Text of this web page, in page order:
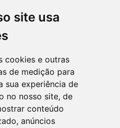
site usa
cookies e outras
de medição para
sua experiência de
no nosso site, de
conteúdo
anúncios
gratuitas
sua encomenda em qualquer
uma árvore! Leia mais